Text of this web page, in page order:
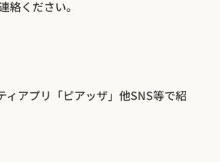
ィアプリ「ピアッザ」他SNS等で紹
絡ください。